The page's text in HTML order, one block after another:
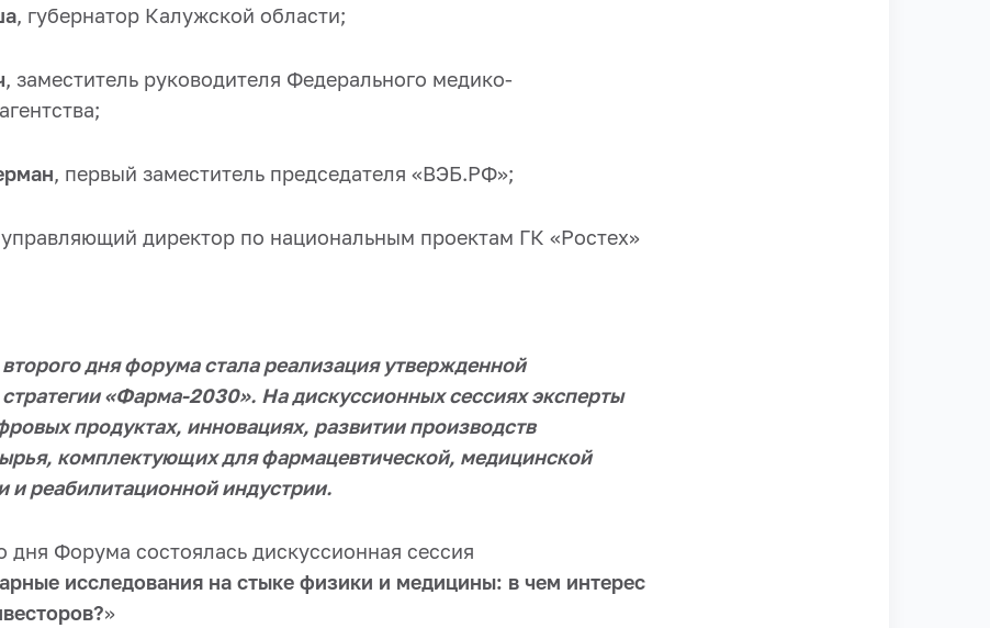
, губернатор Калужской области;
, заместитель руководителя Федерального медико-
, первый заместитель председателя «ВЭБ.РФ»;
директор по национальным проектам ГК «Ростех»
дня форума стала реализация утвержденной
«Фарма-2030». На дискуссионных сессиях эксперты
продуктах, инновациях, развитии производств
комплектующих для фармацевтической, медицинской
реабилитационной индустрии.
дня Форума состоялась дискуссионная сессия
исследования на стыке физики и медицины: в чем интерес
»